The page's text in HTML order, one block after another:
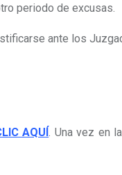
periodo de excusas.
ante los
AQUÍ. Una vez en